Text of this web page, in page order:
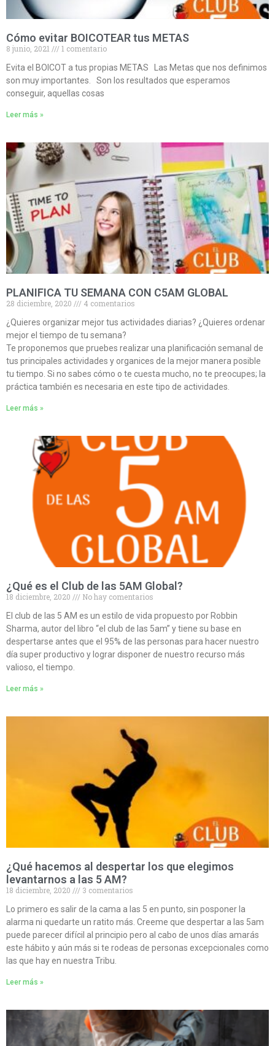
Cómo evitar BOICOTEAR tus METAS
8 junio, 2021
1 comentario
Evita el BOICOT a tus propias METAS Las Metas que nos definimos
son muy importantes. Son los resultados que esperamos
conseguir, aquellas cosas
Leer más »
PLANIFICA TU SEMANA CON C5AM GLOBAL
28 diciembre, 2020
4 comentarios
¿Quieres organizar mejor tus actividades diarias? ¿Quieres ordenar
mejor el tiempo de tu semana?
Te proponemos que pruebes realizar una planificación semanal de
tus principales actividades y organices de la mejor manera posible
tu tiempo. Si no sabes cómo o te cuesta mucho, no te preocupes; la
práctica también es necesaria en este tipo de actividades.
Leer más »
¿Qué es el Club de las 5AM Global?
18 diciembre, 2020
No hay comentarios
El club de las 5 AM es un estilo de vida propuesto por Robbin
Sharma, autor del libro “el club de las 5am” y tiene su base en
despertarse antes que el 95% de las personas para hacer nuestro
día super productivo y lograr disponer de nuestro recurso más
valioso, el tiempo.
Leer más »
¿Qué hacemos al despertar los que elegimos
levantarnos a las 5 AM?
18 diciembre, 2020
3 comentarios
Lo primero es salir de la cama a las 5 en punto, sin posponer la
alarma ni quedarte un ratito más. Creeme que despertar a las 5am
puede parecer difícil al principio pero al cabo de unos días amarás
este hábito y aún más si te rodeas de personas excepcionales como
las que hay en nuestra Tribu.
Leer más »